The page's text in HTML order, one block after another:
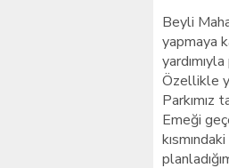
Beyli
yapmaya
Özellikle
Parkımız
Emeği